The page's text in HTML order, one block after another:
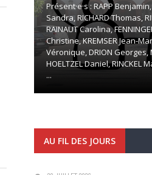
Présent·e·s : RAPP
Sandra, RICHARD Thomas,
RAINAUT Carolina,
Christine, KREMSER Jean-
Véronique, DRION Georges,
HOELTZEL Daniel, RINCKEL
...
AU FIL DES JOURS